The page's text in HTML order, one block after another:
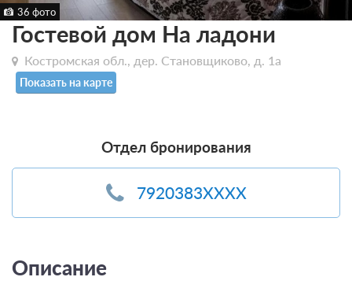
36 фото
Гостевой дом На ладони
Костромская обл., дер. Становщиково, д. 1а
Показать на карте
Отдел бронирования
7920383XXXX
Описание